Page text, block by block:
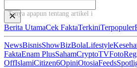
Tanya apapun tentang artikel ini...
Berita UtamaCek FaktaTerkiniTerpopuler
NewsBisnisShowBizBolaLifestyle
FaktaEnam PlusSahamCryptoTVFoto
OffIslamiCitizen6OpiniOtosiaFeeds